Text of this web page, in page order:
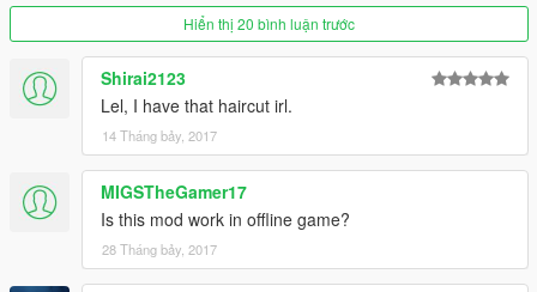
Hiển thị 20 bình luận trước
Shirai2123
Lel, I have that haircut irl.
14 Tháng bảy, 2017
MIGSTheGamer17
Is this mod work in offline game?
28 Tháng bảy, 2017